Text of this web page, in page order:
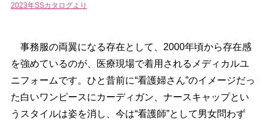
2023年SSカタログより
事務服の両翼になる存在として、2000年頃から存在感
を強めているのが、医療現場で着用されるメディカルユ
ニフォームです。ひと昔前に“看護婦さん”のイメージだっ
た白いワンピースにカーディガン、ナースキャップとい
うスタイルは姿を消し、今は“看護師”として男女問わず